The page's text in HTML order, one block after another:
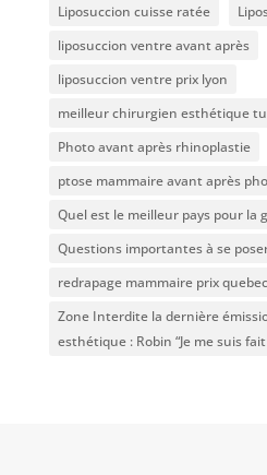
Liposuccion cuisse ratée
liposuccion ventre avant après
liposuccion ventre prix lyon
meilleur chirurgien esthétique
Photo avant après rhinoplastie
ptose mammaire avant après
Quel est le meilleur pays pour la
Questions importantes à se
redrapage mammaire prix quebec
Zone Interdite la dernière
esthétique : Robin “Je me suis